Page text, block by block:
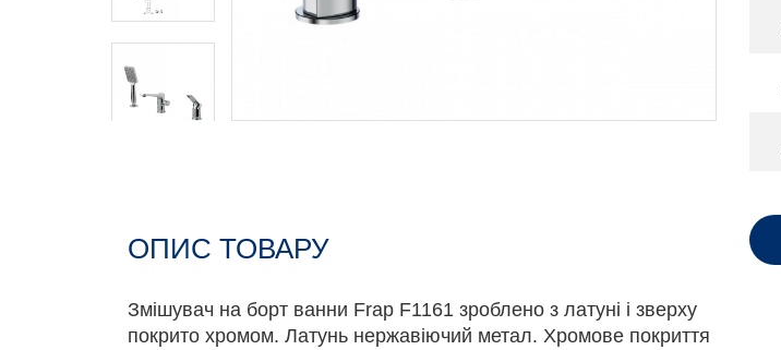
ОПИС ТОВАРУ
Змішувач на борт ванни Frap F1161 зроблено з латуні і зверху
покрито хромом. Латунь нержавіючий метал. Хромове покриття